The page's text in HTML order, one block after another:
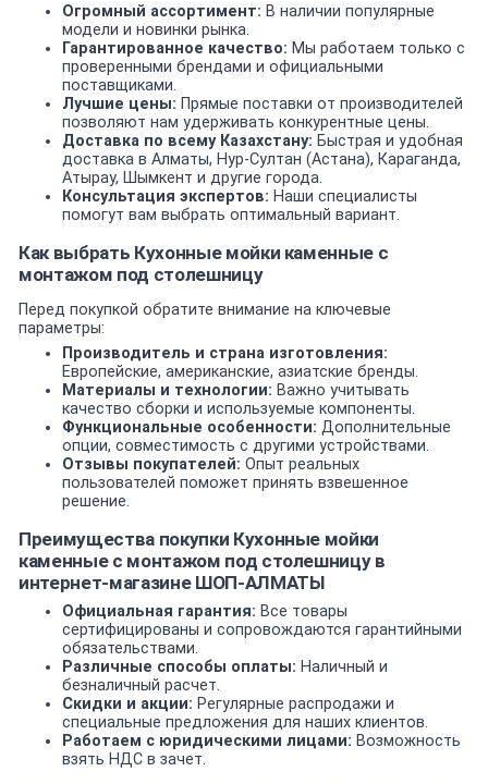
Огромный ассортимент: В наличии популярные
модели и новинки рынка.
Гарантированное качество: Мы работаем только с
проверенными брендами и официальными
поставщиками.
Лучшие цены: Прямые поставки от производителей
позволяют нам удерживать конкурентные цены.
Доставка по всему Казахстану: Быстрая и удобная
доставка в Алматы, Нур-Султан (Астана), Караганда,
Атырау, Шымкент и другие города.
Консультация экспертов: Наши специалисты
помогут вам выбрать оптимальный вариант.
Как выбрать Кухонные мойки каменные с
монтажом под столешницу
Перед покупкой обратите внимание на ключевые
параметры:
Производитель и страна изготовления:
Европейские, американские, азиатские бренды.
Материалы и технологии: Важно учитывать
качество сборки и используемые компоненты.
Функциональные особенности: Дополнительные
опции, совместимость с другими устройствами.
Отзывы покупателей: Опыт реальных
пользователей поможет принять взвешенное
решение.
Преимущества покупки Кухонные мойки
каменные с монтажом под столешницу в
интернет-магазине ШОП-АЛМАТЫ
Официальная гарантия: Все товары
сертифицированы и сопровождаются гарантийными
обязательствами.
Различные способы оплаты: Наличный и
безналичный расчет.
Скидки и акции: Регулярные распродажи и
специальные предложения для наших клиентов.
Работаем с юридическими лицами: Возможность
взять НДС в зачет.